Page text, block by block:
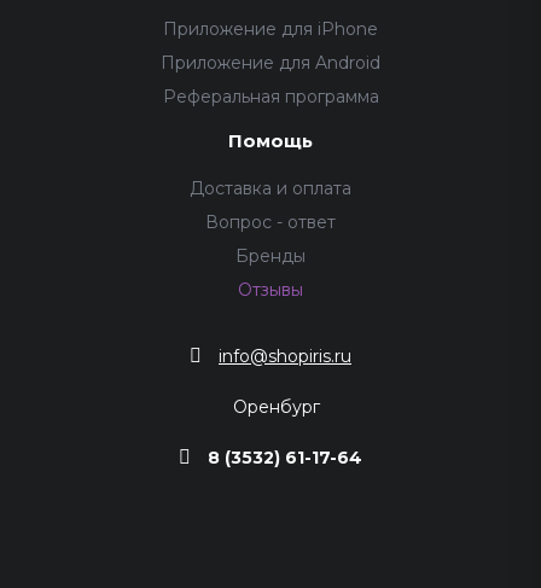
Приложение для iPhone
Приложение для Android
Реферальная программа
Помощь
Доставка и оплата
Вопрос - ответ
Бренды
Отзывы
info@shopiris.ru
Оренбург
8 (3532) 61-17-64